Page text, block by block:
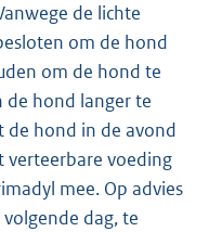
de lichte
om de hond
om de hond te
de hond langer te
hond in de avond
verteerbare voeding
mee. Op advies
dag, te